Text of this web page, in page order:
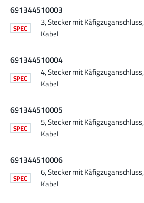
691344510003
SPEC
3, Stecker mit Käfigzuganschluss,
Kabel
691344510004
SPEC
4, Stecker mit Käfigzuganschluss,
Kabel
691344510005
SPEC
5, Stecker mit Käfigzuganschluss,
Kabel
691344510006
SPEC
6, Stecker mit Käfigzuganschluss,
Kabel